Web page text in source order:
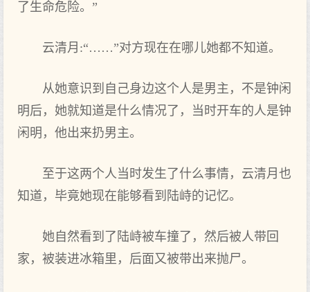
了生命危险。”
云清月:“……”对方现在在哪儿她都不知道。
从她意识到自己身边这个人是男主，不是钟闲
明后，她就知道是什么情况了，当时开车的人是钟
闲明，他出来扔男主。
至于这两个人当时发生了什么事情，云清月也
知道，毕竟她现在能够看到陆峙的记忆。
她自然看到了陆峙被车撞了，然后被人带回
家，被装进冰箱里，后面又被带出来抛尸。